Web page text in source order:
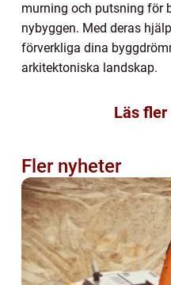
murning och putsning för
nybyggen. Med deras
förverkliga dina
arkitektoniska landskap.
Läs
Fler nyheter